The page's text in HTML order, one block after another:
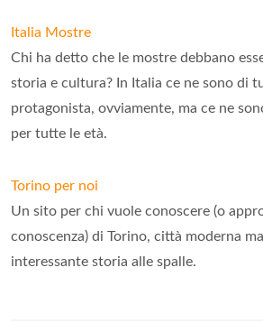
Italia Mostre
Chi ha detto che le mostre debbano
storia e cultura? In Italia ce ne sono di
protagonista, ovviamente, ma ce ne
per tutte le età.
Torino per noi
Un sito per chi vuole conoscere (o
conoscenza) di Torino, città moderna
interessante storia alle spalle.